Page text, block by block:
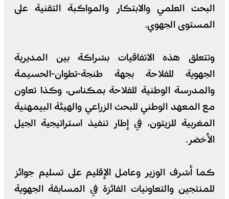
البحث العلمي والابتكار والمواكبة التقنية على
المستوى الجهوي.
وتتعلق هذه الاتفاقيات بشراكة بين المديرية
الجهوية للفلاحة بجهة طنجة-تطوان-الحسيمة
والمدرسة الوطنية للفلاحة بمكناس، وكذا تعاون
مع المعهد الوطني للبحث الزراعي والهيئة البيمهنية
المغربية للزيتون، في إطار تنفيذ استراتيجية الجيل
الأخضر.
كما أشرف الوزير وعامل الإقليم على تسليم جوائز
للمنتجين والتعاونيات الفائزة في المسابقة الجهوية